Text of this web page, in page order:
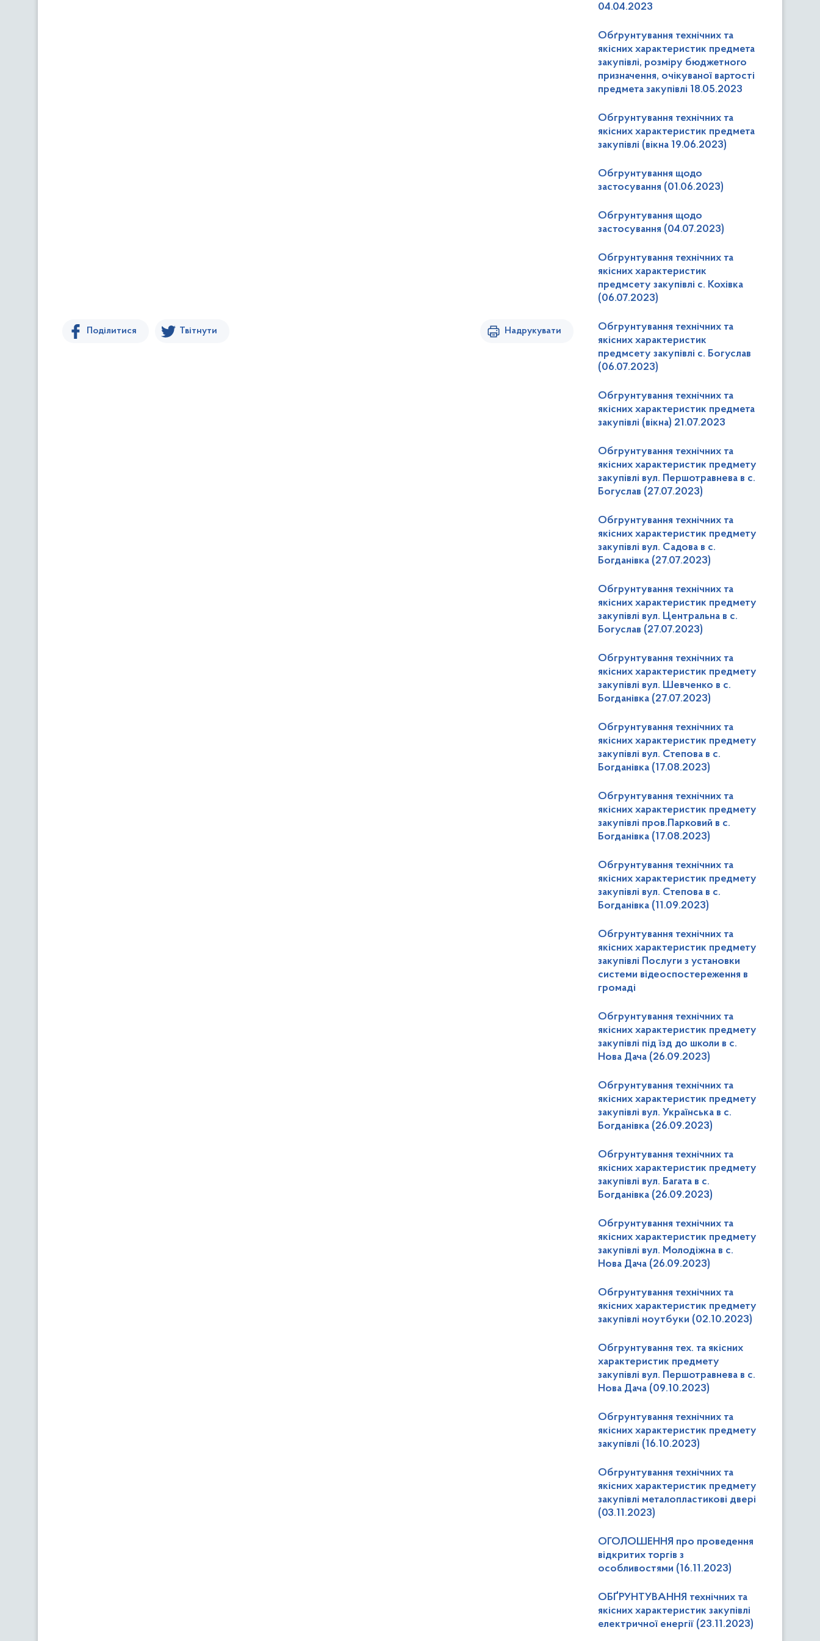
Поділитися Твітнути Надрукувати
04.04.2023
Обґрунтування технічних та
якісних характеристик предмета
закупівлі, розміру бюджетного
призначення, очікуваної вартості
предмета закупівлі 18.05.2023
Обгрунтування технічних та
якісних характеристик предмета
закупівлі (вікна 19.06.2023)
Обгрунтування щодо
застосування (01.06.2023)
Обгрунтування щодо
застосування (04.07.2023)
Обгрунтування технічних та
якісних характеристик
предмсету закупівлі с. Кохівка
(06.07.2023)
Обгрунтування технічних та
якісних характеристик
предмсету закупівлі с. Богуслав
(06.07.2023)
Обгрунтування технічних та
якісних характеристик предмета
закупівлі (вікна) 21.07.2023
Обгрунтування технічних та
якісних характеристик предмету
закупівлі вул. Першотравнева в с.
Богуслав (27.07.2023)
Обгрунтування технічних та
якісних характеристик предмету
закупівлі вул. Садова в с.
Богданівка (27.07.2023)
Обгрунтування технічних та
якісних характеристик предмету
закупівлі вул. Центральна в с.
Богуслав (27.07.2023)
Обгрунтування технічних та
якісних характеристик предмету
закупівлі вул. Шевченко в с.
Богданівка (27.07.2023)
Обгрунтування технічних та
якісних характеристик предмету
закупівлі вул. Степова в с.
Богданівка (17.08.2023)
Обгрунтування технічних та
якісних характеристик предмету
закупівлі пров.Парковий в с.
Богданівка (17.08.2023)
Обгрунтування технічних та
якісних характеристик предмету
закупівлі вул. Степова в с.
Богданівка (11.09.2023)
Обгрунтування технічних та
якісних характеристик предмету
закупівлі Послуги з установки
системи відеоспостереження в
громаді
Обгрунтування технічних та
якісних характеристик предмету
закупівлі під їзд до школи в с.
Нова Дача (26.09.2023)
Обгрунтування технічних та
якісних характеристик предмету
закупівлі вул. Українська в с.
Богданівка (26.09.2023)
Обгрунтування технічних та
якісних характеристик предмету
закупівлі вул. Багата в с.
Богданівка (26.09.2023)
Обгрунтування технічних та
якісних характеристик предмету
закупівлі вул. Молодіжна в с.
Нова Дача (26.09.2023)
Обгрунтування технічних та
якісних характеристик предмету
закупівлі ноутбуки (02.10.2023)
Обгрунтування тех. та якісних
характеристик предмету
закупівлі вул. Першотравнева в с.
Нова Дача (09.10.2023)
Обгрунтування технічних та
якісних характеристик предмету
закупівлі (16.10.2023)
Обгрунтування технічних та
якісних характеристик предмету
закупівлі металопластикові двері
(03.11.2023)
ОГОЛОШЕННЯ про проведення
відкритих торгів з
особливостями (16.11.2023)
ОБҐРУНТУВАННЯ технічних та
якісних характеристик закупівлі
електричної енергії (23.11.2023)